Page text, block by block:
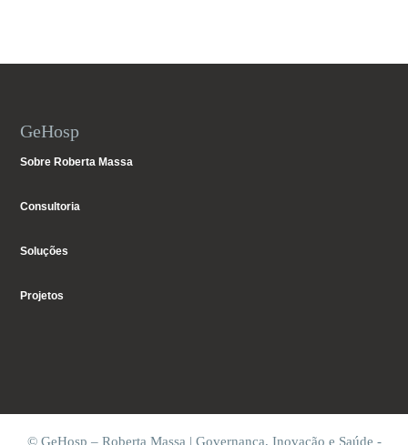
GeHosp
Sobre Roberta Massa
Consultoria
Soluções
Projetos
© GeHosp – Roberta Massa | Governança, Inovação e Saúde -